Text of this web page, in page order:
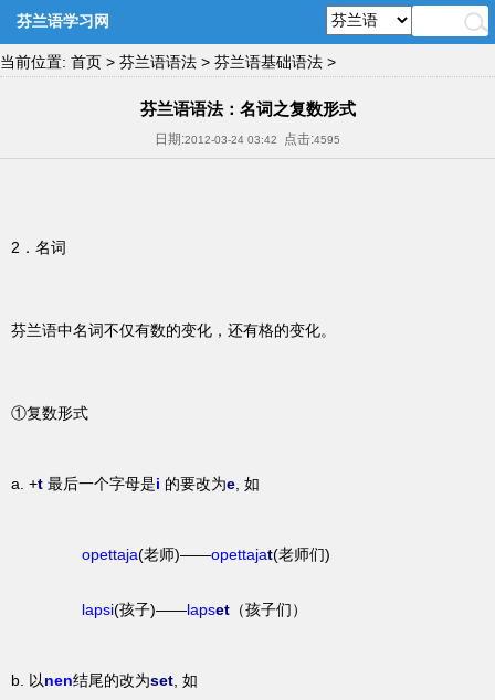
芬兰语学习网
当前位置: 首页 > 芬兰语语法 > 芬兰语基础语法 >
芬兰语语法：名词之复数形式
日期:2012-03-24 03:42 点击:4595
2．名词
芬兰语中名词不仅有数的变化，还有格的变化。
①复数形式
a. +t 最后一个字母是i 的要改为e , 如
opettaja(老师)——opettajat(老师们)
lapsi(孩子)——lapset （孩子们）
b. 以nen结尾的改为set , 如